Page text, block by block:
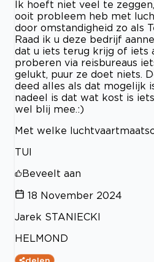
Ik hoeft niet veel te
ooit probleem heb met
door omstandigheid zo als
Raad ik u deze bedrijf
dat u iets terug krijg of iets
proberen via reisbureaus
gelukt, puur ze doet niets.
deed alles als dat mogelijk
nadeel is dat wat kost is
wel blij mee.:)
Met welke
TUI
Beveelt aan
18 November 2024
Jarek STANIECKI
HELMOND
delen